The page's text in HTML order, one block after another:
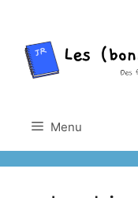
contenu
Menu